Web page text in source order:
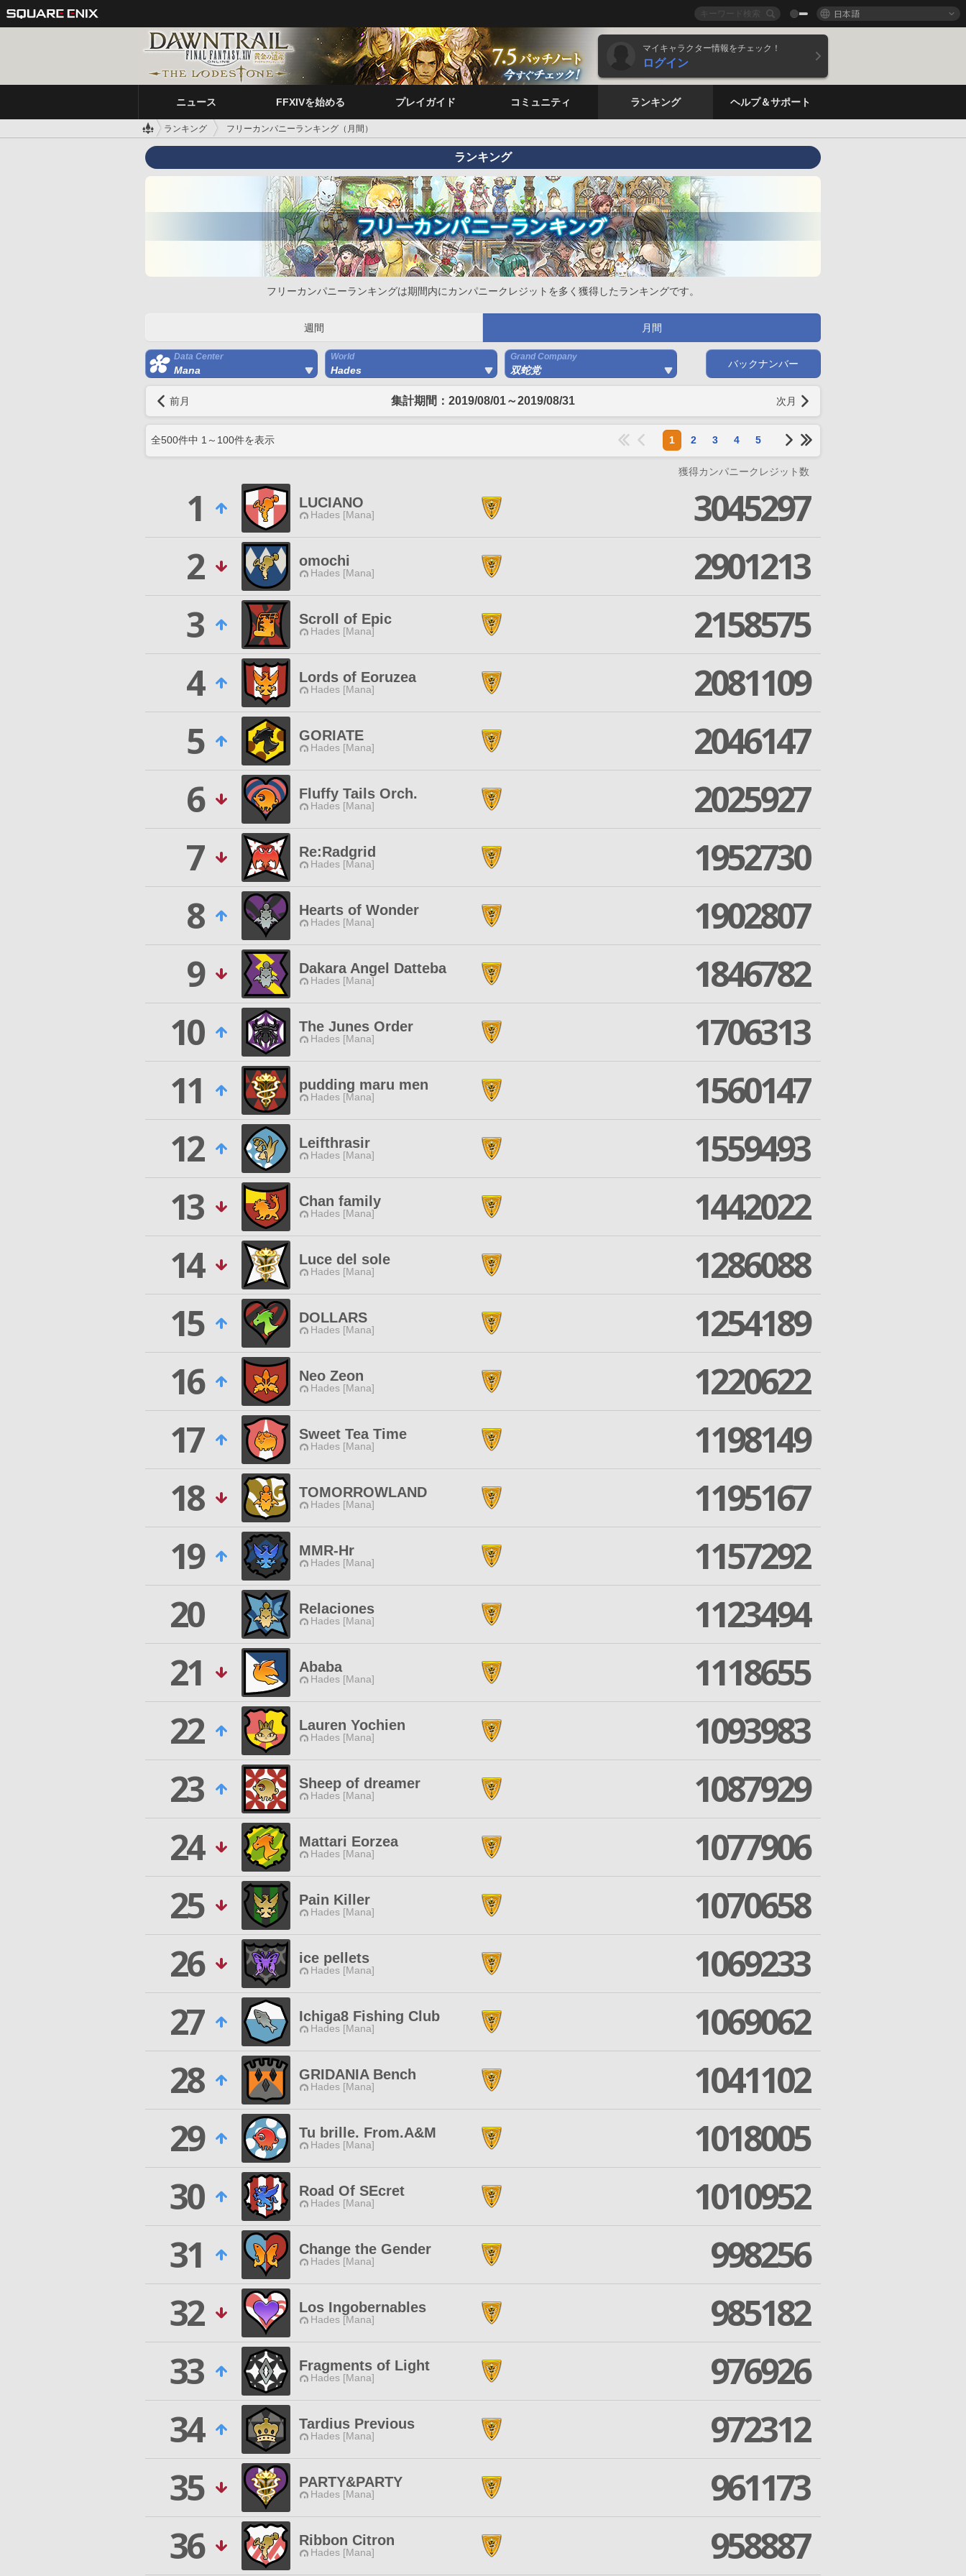
日本語
マイキャラクター情報をチェック！
ログイン
ニュース FFXIVを始める プレイガイド コミュニティ ランキング ヘルプ＆サポート
ランキング フリーカンパニーランキング（月間）
ランキング
フリーカンパニーランキングは期間内にカンパニークレジットを多く獲得したランキングです。
週間 月間
Data Center
Mana
World
Hades
Grand Company
双蛇党
バックナンバー
前月 集計期間：2019/08/01～2019/08/31 次月
全500件中 1 ～ 100件を表示 1 2 3 4 5
獲得カンパニークレジット数
1 LUCIANO
Hades [Mana]
3045297
2
omochi
Hades [Mana]
2901213
3
Scroll of Epic
Hades [Mana]
2158575
4
Lords of Eoruzea
Hades [Mana]
2081109
5
GORIATE
Hades [Mana]
2046147
6
Fluffy Tails Orch.
Hades [Mana]
2025927
7
Re:Radgrid
Hades [Mana]
1952730
8
Hearts of Wonder
Hades [Mana]
1902807
9
Dakara Angel Datteba
Hades [Mana]
1846782
10
The Junes Order
Hades [Mana]
1706313
11
pudding maru men
Hades [Mana]
1560147
12
Leifthrasir
Hades [Mana]
1559493
13
Chan family
Hades [Mana]
1442022
14
Luce del sole
Hades [Mana]
1286088
15
DOLLARS
Hades [Mana]
1254189
16
Neo Zeon
Hades [Mana]
1220622
17
Sweet Tea Time
Hades [Mana]
1198149
18
TOMORROWLAND
Hades [Mana]
1195167
19
MMR-Hr
Hades [Mana]
1157292
20
Relaciones
Hades [Mana]
1123494
21
Ababa
Hades [Mana]
1118655
22
Lauren Yochien
Hades [Mana]
1093983
23
Sheep of dreamer
Hades [Mana]
1087929
24
Mattari Eorzea
Hades [Mana]
1077906
25
Pain Killer
Hades [Mana]
1070658
26
ice pellets
Hades [Mana]
1069233
27
Ichiga8 Fishing Club
Hades [Mana]
1069062
28
GRIDANIA Bench
Hades [Mana]
1041102
29
Tu brille. From.A&M
Hades [Mana]
1018005
30
Road Of SEcret
Hades [Mana]
1010952
31
Change the Gender
Hades [Mana]
998256
32
Los Ingobernables
Hades [Mana]
985182
33
Fragments of Light
Hades [Mana]
976926
34
Tardius Previous
Hades [Mana]
972312
35
PARTY&PARTY
Hades [Mana]
961173
36
Ribbon Citron
Hades [Mana] 958887